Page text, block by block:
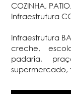
COZINHA,
Infraestrutura
Infraestrutura
creche,
padaria,
supermercado,